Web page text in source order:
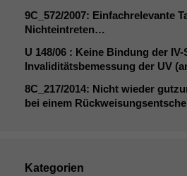
9C_572/2007: Einfachrelevante
Nichteintreten…
U 148/06 : Keine Bindung der
Invaliditätsbemessung der UV
8C_217/2014: Nicht wieder
bei einem
Kategorien